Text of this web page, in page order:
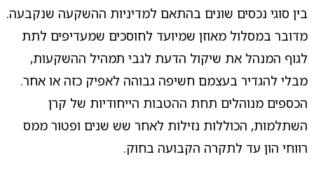
בין סוגי נכסים שונים בהתאם למדיניות ההשקעה שנקבעה.
מדובר במסלול מאוזן שמיועד לחוסכים שמעדיפים לתת
לגוף המנהל את שיקול הדעת לגבי תמהיל ההשקעות,
מבלי להגדיר בעצמם חשיפה גבוהה לאפיק כזה או אחר.
הכספים מנוהלים תחת ההטבות הייחודיות של קרן
השתלמות, הכוללות נזילות לאחר שש שנים ופטור ממס
רווחי הון עד לתקרה הקבועה בחוק.